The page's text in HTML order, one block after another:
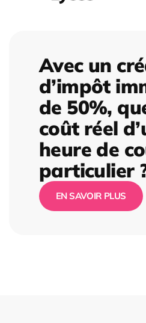
Avec un
d’impôt
de 50%,
coût réel
heure de
particulier
EN SAVOIR PLUS